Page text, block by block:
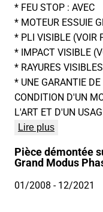
* FEU STOP : AVEC
* MOTEUR ESSUIE
* PLI VISIBLE (VOIR
* IMPACT VISIBLE
* RAYURES
* UNE GARANTIE
CONDITION D'UN
L'ART ET D'UN
Lire plus
Pièce démontée
Grand Modus
01/2008- 12/2021